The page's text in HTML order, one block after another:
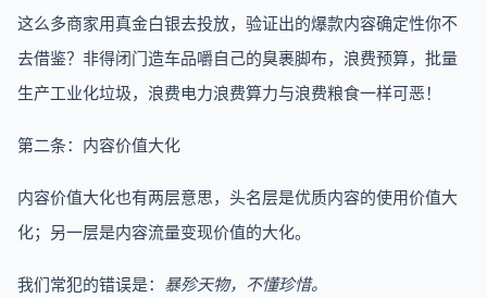
这么多商家用真金白银去投放，验证出的爆款内容确定性你不
去借鉴？非得闭门造车品嚼自己的臭裹脚布，浪费预算，批量
生产工业化垃圾，浪费电力浪费算力与浪费粮食一样可恶！
第二条：内容价值大化
内容价值大化也有两层意思，头名层是优质内容的使用价值大
化；另一层是内容流量变现价值的大化。
我们常犯的错误是： 暴殄天物，不懂珍惜。